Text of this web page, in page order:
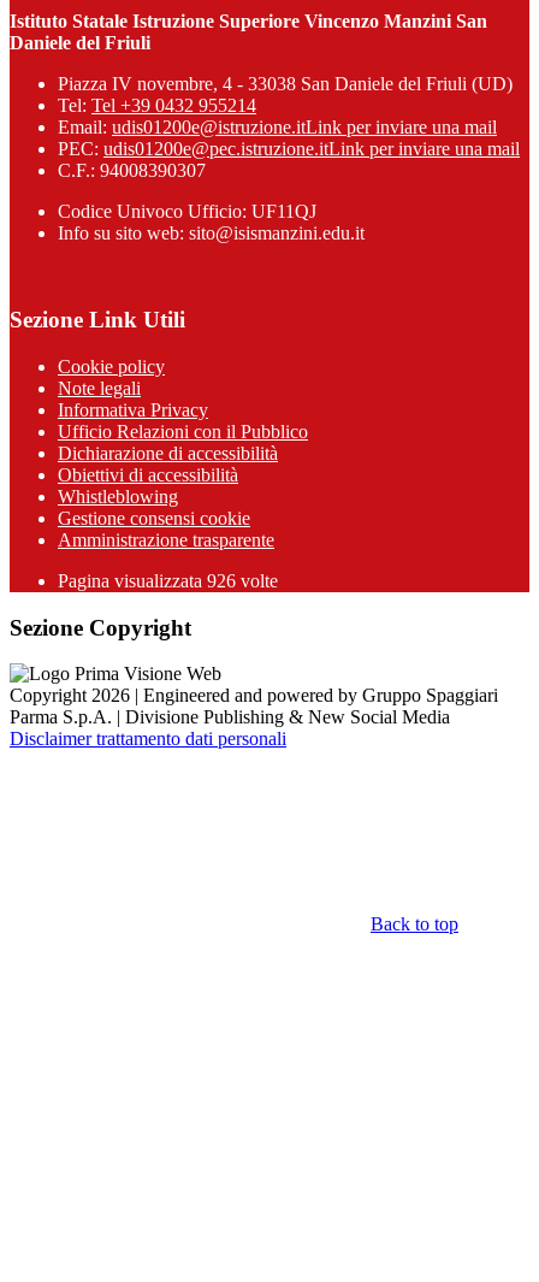
Istituto Statale Istruzione Superiore Vincenzo Manzini San
Daniele del Friuli
Piazza IV novembre, 4 - 33038 San Daniele del Friuli (UD)
Tel: Tel +39 0432 955214
Email: udis01200e@istruzione.itLink per inviare una mail
PEC: udis01200e@pec.istruzione.itLink per inviare una mail
C.F.: 94008390307
Codice Univoco Ufficio: UF11QJ
Info su sito web: sito@isismanzini.edu.it
Sezione Link Utili
Cookie policy
Note legali
Informativa Privacy
Ufficio Relazioni con il Pubblico
Dichiarazione di accessibilità
Obiettivi di accessibilità
Whistleblowing
Gestione consensi cookie
Amministrazione trasparente
Pagina visualizzata 926 volte
Sezione Copyright
Copyright 2026 | Engineered and powered by Gruppo Spaggiari
Parma S.p.A. | Divisione Publishing & New Social Media
Disclaimer trattamento dati personali
Back to top